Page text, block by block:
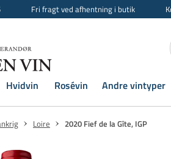
Fri fragt ved afhentning i butik
Hvidvin Rosévin Andre vintyper
Loire 2020 Fief de la Gîte, IGP